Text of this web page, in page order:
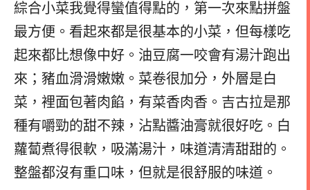
綜合小菜我覺得蠻值得點的，第一次來點拼盤
最方便。看起來都是很基本的小菜，但每樣吃
起來都比想像中好。油豆腐一咬會有湯汁跑出
來；豬血滑滑嫩嫩。菜卷很加分，外層是白
菜，裡面包著肉餡，有菜香肉香。吉古拉是那
種有嚼勁的甜不辣，沾點醬油膏就很好吃。白
蘿蔔煮得很軟，吸滿湯汁，味道清清甜甜的。
整盤都沒有重口味，但就是很舒服的味道。